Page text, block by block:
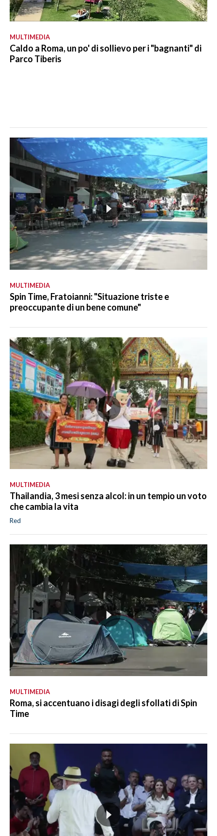
MULTIMEDIA
Caldo a Roma, un po' di sollievo per i "bagnanti" di
Parco Tiberis
MULTIMEDIA
Spin Time, Fratoianni: "Situazione triste e
preoccupante di un bene comune"
MULTIMEDIA
Thailandia, 3 mesi senza alcol: in un tempio un voto
che cambia la vita
Red
MULTIMEDIA
Roma, si accentuano i disagi degli sfollati di Spin
Time